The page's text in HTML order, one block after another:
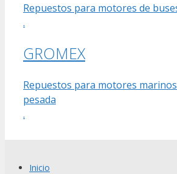
Repuestos para motores de
.
GROMEX
Repuestos para motores
pesada
.
Inicio